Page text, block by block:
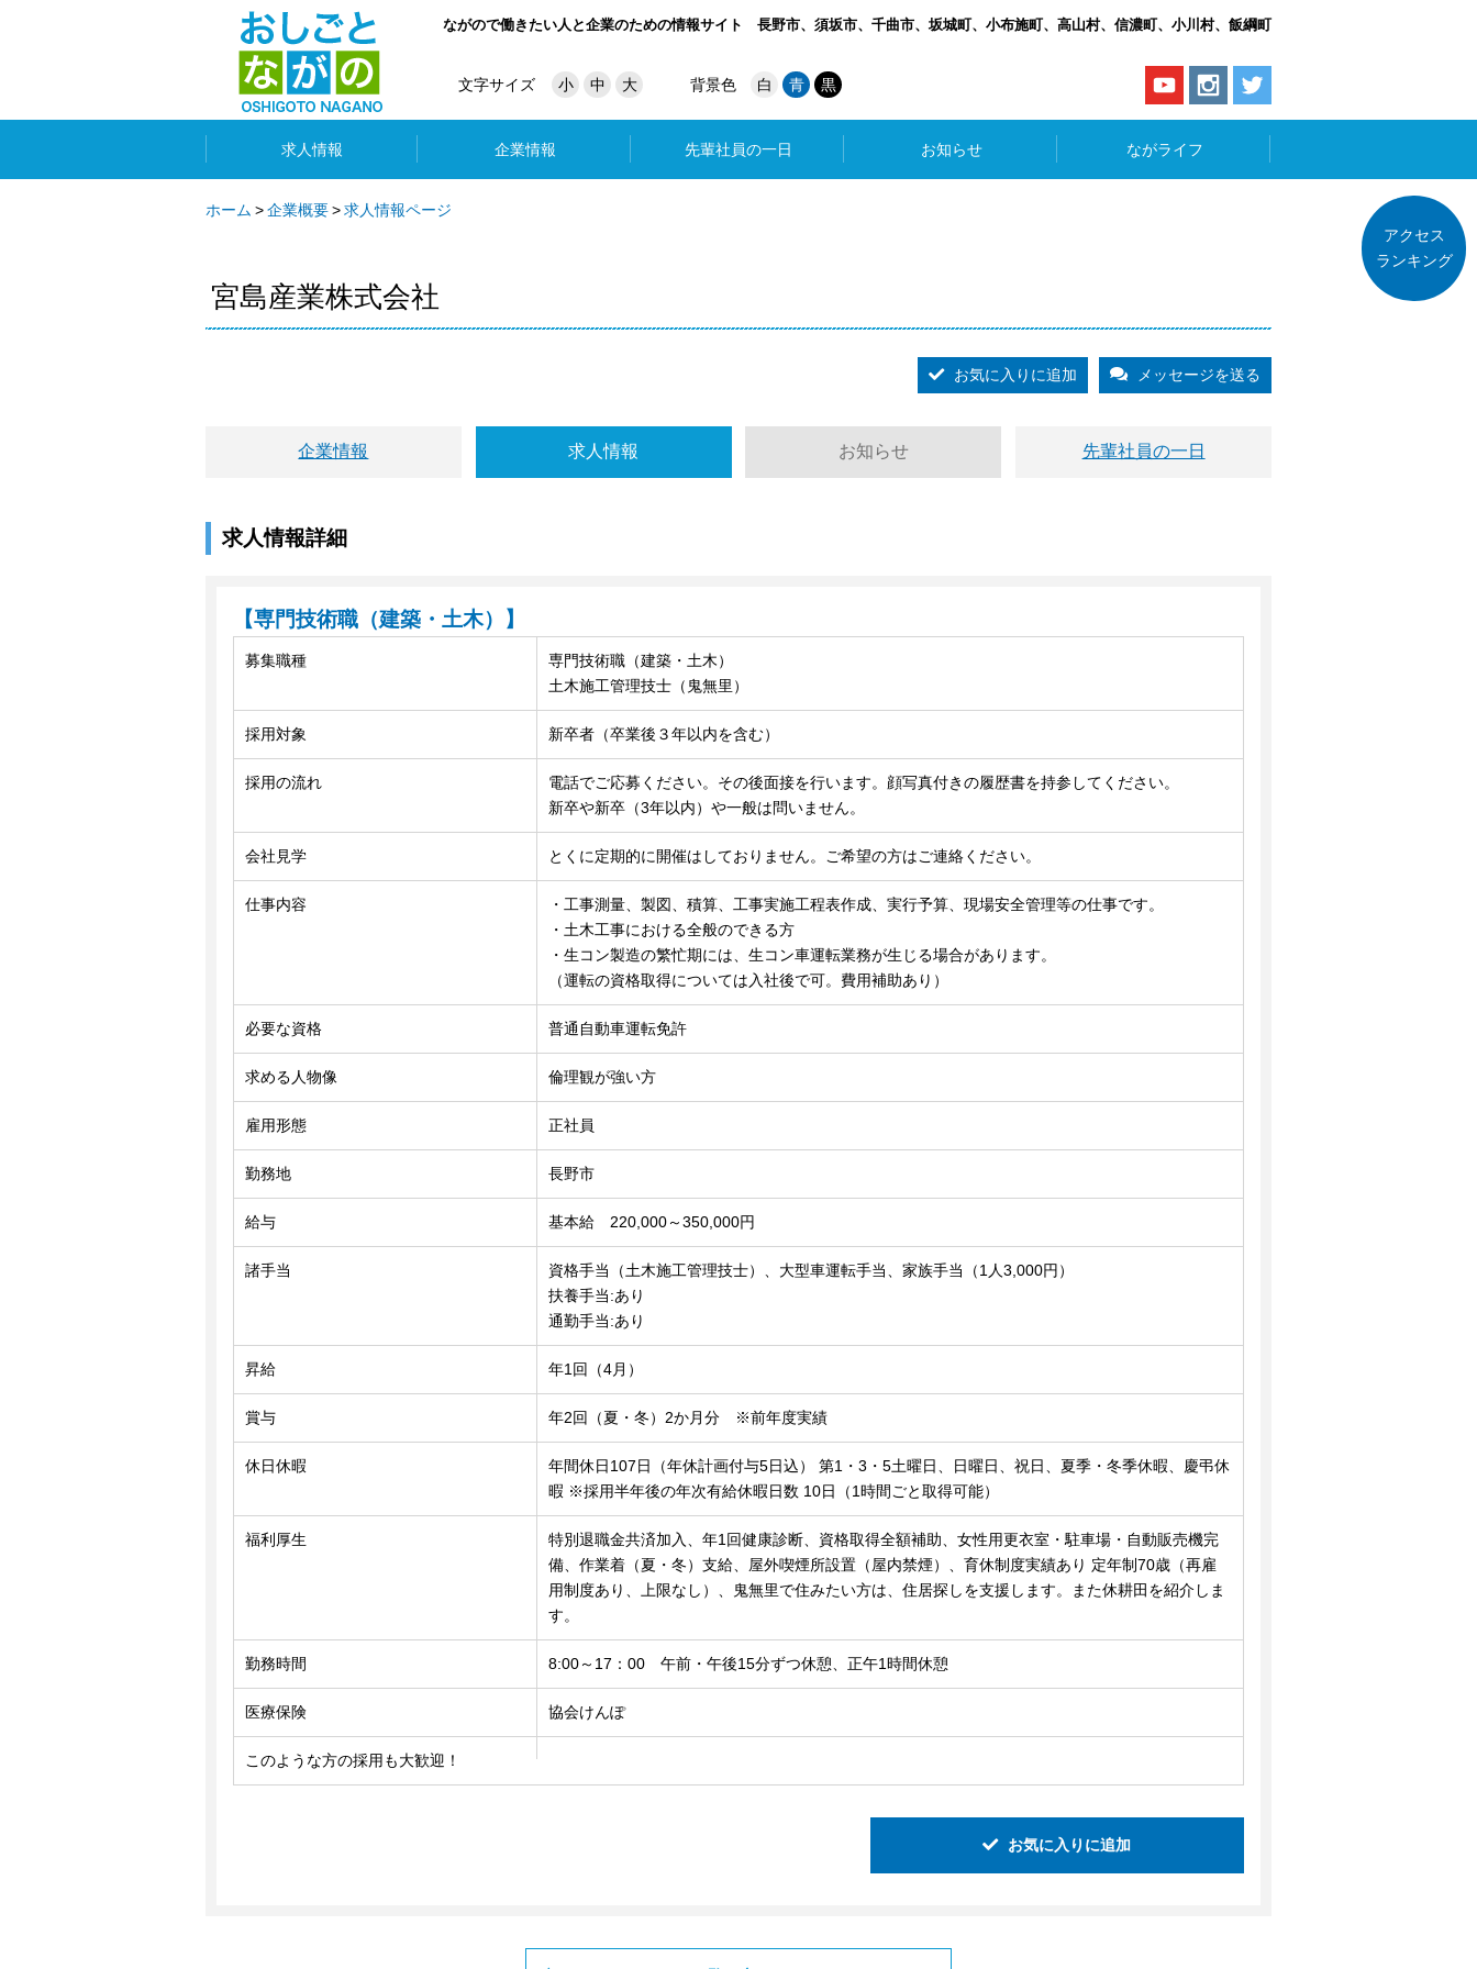
ながので働きたい人と企業のための情報サイト 長野市、須坂市、千曲市、坂城町、小布施町、高山村、信濃町、小川村、飯綱町
文字サイズ 小 中 大 背景色 白 青 黒
求人情報 企業情報 先輩社員の一日 お知らせ ながライフ
ホーム 企業概要 求人情報ページ
宮島産業株式会社
お気に入りに追加 メッセージを送る
企業情報 求人情報 お知らせ 先輩社員の一日
求人情報詳細
【専門技術職（建築・土木）】
募集職種
専門技術職（建築・土木）
土木施工管理技士（鬼無里）
採用対象 新卒者（卒業後３年以内を含む）
採用の流れ
電話でご応募ください。その後⾯接を⾏います。顔写真付きの履歴書を持参してください。
新卒や新卒（3年以内）や一般は問いません。
会社見学 とくに定期的に開催はしておりません。ご希望の方はご連絡ください。
仕事内容
・工事測量、製図、積算、工事実施工程表作成、実行予算、現場安全管理等の仕事です。
・土木工事における全般のできる方
・生コン製造の繁忙期には、生コン車運転業務が生じる場合があります。
（運転の資格取得については入社後で可。費用補助あり）
必要な資格 普通自動車運転免許
求める人物像 倫理観が強い方
雇用形態 正社員
勤務地 長野市
給与 基本給 220,000～350,000円
諸手当
資格手当（土木施工管理技士）、大型車運転手当、家族手当（1人3,000円）
扶養手当:あり
通勤手当:あり
昇給 年1回（4月）
賞与 年2回（夏・冬）2か月分 ※前年度実績
休日休暇
年間休⽇107⽇（年休計画付与5⽇込） 第1・3・5⼟曜⽇、⽇曜⽇、祝⽇、夏季・冬季休暇、慶弔休
暇 ※採⽤半年後の年次有給休暇⽇数 10⽇（1時間ごと取得可能）
福利厚生
特別退職金共済加入、年1回健康診断、資格取得全額補助、女性用更衣室・駐車場・自動販売機完
備、作業着（夏・冬）支給、屋外喫煙所設置（屋内禁煙）、育休制度実績あり 定年制70歳（再雇
用制度あり、上限なし）、鬼無里で住みたい方は、住居探しを支援します。また休耕田を紹介しま
す。
勤務時間 8:00～17：00 午前・午後15分ずつ休憩、正午1時間休憩
医療保険 協会けんぽ
このような方の採用も大歓迎！
お気に入りに追加
アクセス
ランキング